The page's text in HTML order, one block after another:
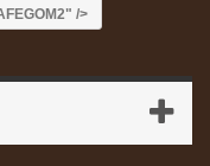
2" />